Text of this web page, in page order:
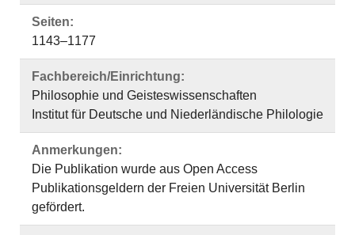
Seiten:
1143–1177
Fachbereich/Einrichtung:
Philosophie und Geisteswissenschaften
Institut für Deutsche und Niederländische Philologie
Anmerkungen:
Die Publikation wurde aus Open Access
Publikationsgeldern der Freien Universität Berlin
gefördert.